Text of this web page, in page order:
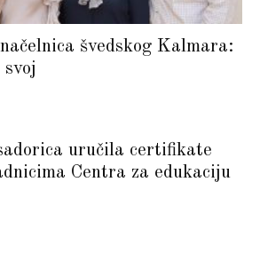
švedskog Kalmara:
uručila certifikate
Centra za edukaciju